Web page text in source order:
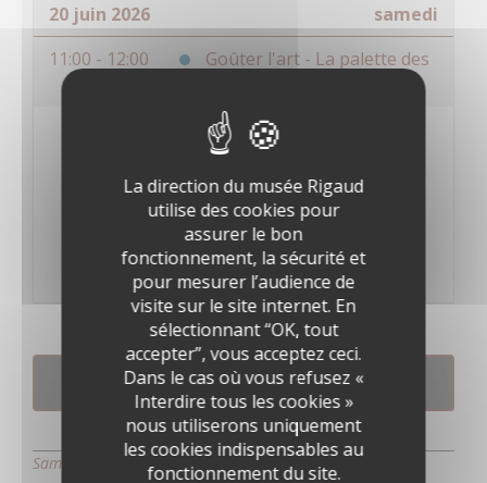
20 juin 2026
samedi
11:00 - 12:00
Goûter l'art - La palette des
RÉSERVATION
Samedi 20 juin à 11h00
La direction du musée Rigaud
utilise des cookies pour
assurer le bon
fonctionnement, la sécurité et
pour mesurer l’audience de
visite sur le site internet. En
sélectionnant “OK, tout
accepter”, vous acceptez ceci.
Dans le cas où vous refusez «
Interdire tous les cookies »
nous utiliserons uniquement
les cookies indispensables au
fonctionnement du site.